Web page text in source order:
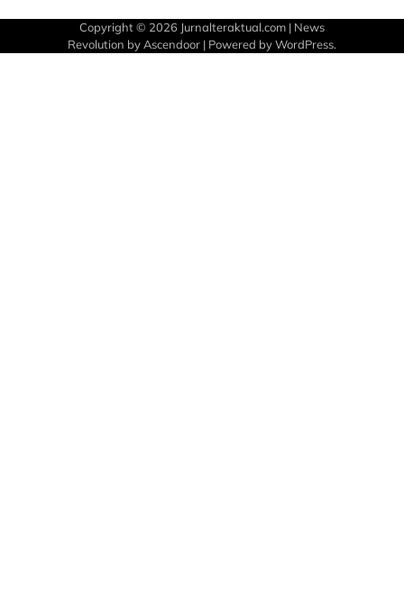
Copyright © 2026 Jurnalteraktual.com | News
Revolution by Ascendoor | Powered byWordPress.